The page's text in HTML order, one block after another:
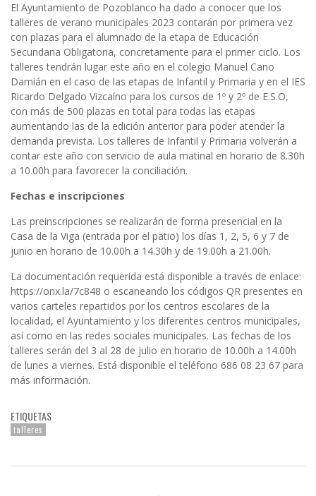
El Ayuntamiento de Pozoblanco ha dado a conocer que los
talleres de verano municipales 2023 contarán por primera vez
con plazas para el alumnado de la etapa de Educación
Secundaria Obligatoria, concretamente para el primer ciclo. Los
talleres tendrán lugar este año en el colegio Manuel Cano
Damián en el caso de las etapas de Infantil y Primaria y en el IES
Ricardo Delgado Vizcaíno para los cursos de 1º y 2º de E.S.O,
con más de 500 plazas en total para todas las etapas
aumentando las de la edición anterior para poder atender la
demanda prevista. Los talleres de Infantil y Primaria volverán a
contar este año con servicio de aula matinal en horario de 8.30h
a 10.00h para favorecer la conciliación.
Fechas e inscripciones
Las preinscripciones se realizarán de forma presencial en la
Casa de la Viga (entrada por el patio) los días 1, 2, 5, 6 y 7 de
junio en horario de 10.00h a 14.30h y de 19.00h a 21.00h.
La documentación requerida está disponible a través de enlace:
https://onx.la/7c848 o escaneando los códigos QR presentes en
varios carteles repartidos por los centros escolares de la
localidad, el Ayuntamiento y los diferentes centros municipales,
así como en las redes sociales municipales. Las fechas de los
talleres serán del 3 al 28 de julio en horario de 10.00h a 14.00h
de lunes a viernes. Está disponible el teléfono 686 08 23 67 para
más información.
ETIQUETAS
talleres